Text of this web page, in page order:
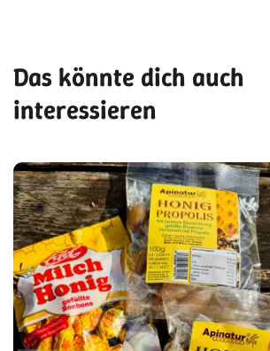
Das könnte dich auch
interessieren